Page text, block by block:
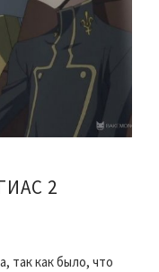
2
так как было, что